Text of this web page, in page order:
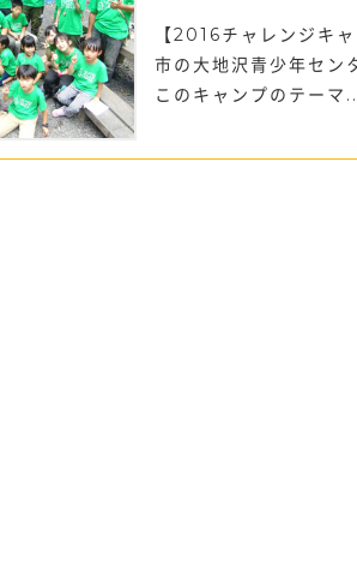
【2016チャレンジキ
市の大地沢青少年セン
このキャンプのテーマ